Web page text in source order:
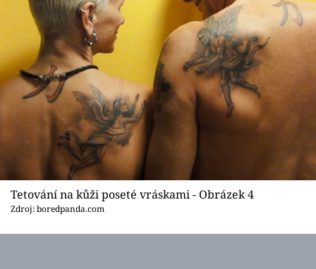
Tetování na kůži poseté vráskami - Obrázek 4
Zdroj: boredpanda.com